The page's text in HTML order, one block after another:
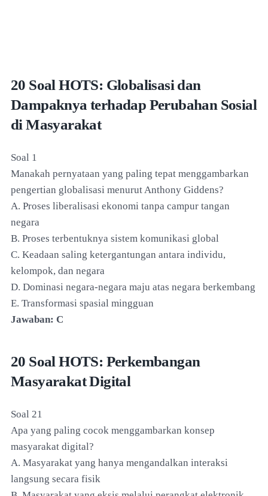
20 Soal HOTS: Globalisasi dan
Dampaknya terhadap Perubahan Sosial
di Masyarakat
Soal 1
Manakah pernyataan yang paling tepat menggambarkan
pengertian globalisasi menurut Anthony Giddens?
A. Proses liberalisasi ekonomi tanpa campur tangan
negara
B. Proses terbentuknya sistem komunikasi global
C. Keadaan saling ketergantungan antara individu,
kelompok, dan negara
D. Dominasi negara-negara maju atas negara berkembang
E. Transformasi spasial mingguan
Jawaban: C
20 Soal HOTS: Perkembangan
Masyarakat Digital
Soal 21
Apa yang paling cocok menggambarkan konsep
masyarakat digital?
A. Masyarakat yang hanya mengandalkan interaksi
langsung secara fisik